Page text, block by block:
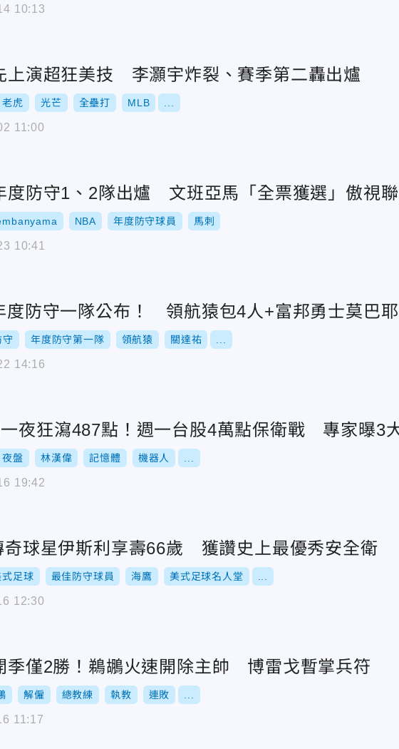
10:13
上演超狂美技 李灝宇炸裂、賽季第二轟出爐
老虎 光芒 全壘打 MLB
11:00
度防守1、2隊出爐 文班亞馬「全票獲選」傲視
NBA 年度防守球員 馬刺
10:41
度防守一隊公布！ 領航猿包4人+富邦勇士莫巴耶
守 年度防守第一隊 領航猿 關達祐
14:16
夜狂瀉487點！週一台股4萬點保衛戰 專家曝3
夜盤 林漢偉 記憶體 機器人
19:42
奇球星伊斯利享壽66歲 獲讚史上最優秀安全衛
式足球 最佳防守球員 海鷹 美式足球名人堂
12:30
季僅2勝！鵜鶘火速開除主帥 博雷戈暫掌兵符
解僱 總教練 執教 連敗
11:17